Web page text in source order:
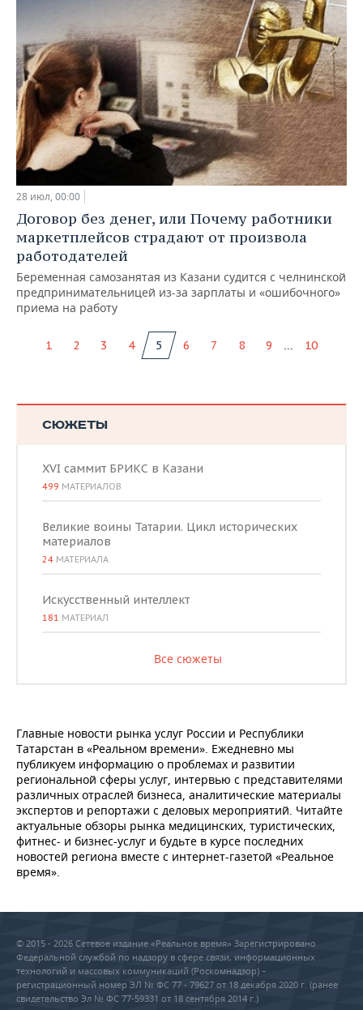
28 июл, 00:00
Договор без денег, или Почему работники
маркетплейсов страдают от произвола
работодателей
Беременная самозанятая из Казани судится с челнинской
предпринимательницей из-за зарплаты и «ошибочного»
приема на работу
1 2 3 4 5 6 7 8 9 ... 10
СЮЖЕТЫ
XVI саммит БРИКС в Казани
499 МАТЕРИАЛОВ
Великие воины Татарии. Цикл исторических
материалов
24 МАТЕРИАЛА
Искусственный интеллект
181 МАТЕРИАЛ
Все сюжеты
Главные новости рынка услуг России и Республики
Татарстан в «Реальном времени». Ежедневно мы
публикуем информацию о проблемах и развитии
региональной сферы услуг, интервью с представителями
различных отраслей бизнеса, аналитические материалы
экспертов и репортажи с деловых мероприятий. Читайте
актуальные обзоры рынка медицинских, туристических,
фитнес- и бизнес-услуг и будьте в курсе последних
новостей региона вместе с интернет-газетой «Реальное
время».
© 2015 - 2026 Сетевое издание «Реальное время» Зарегистрировано
Федеральной службой по надзору в сфере связи, информационных
технологий и массовых коммуникаций (Роскомнадзор) –
регистрационный номер ЭЛ № ФС 77 - 79627 от 18 декабря 2020 г. (ранее
свидетельство Эл № ФС 77-59331 от 18 сентября 2014 г.)